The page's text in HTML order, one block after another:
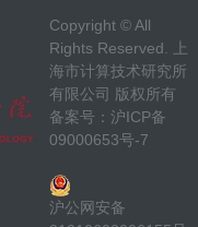
Copyright © All
Rights Reserved. 上
海市计算技术研究所
有限公司 版权所有
备案号： 沪ICP备
09000653号-7
沪公网安备